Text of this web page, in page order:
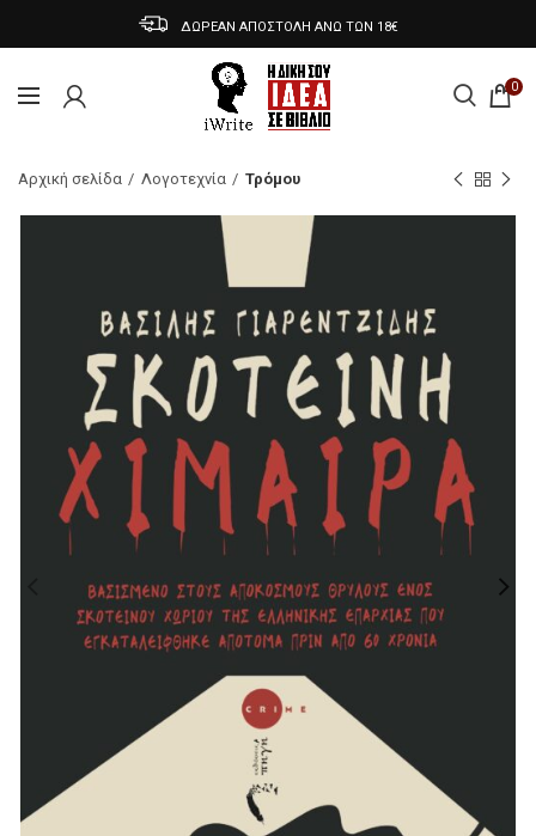
ΔΩΡΕΑΝ ΑΠΟΣΤΟΛΗ ΑΝΩ ΤΩΝ 18€
0
Αρχική σελίδα Λογοτεχνία Τρόμου